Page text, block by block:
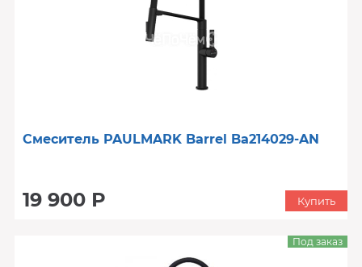
Смеситель PAULMARK Barrel Ba214029-AN
19 900 Р Купить
Под заказ